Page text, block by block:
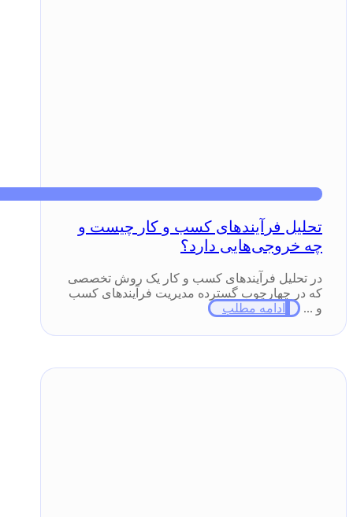
تحلیل فرآیندهای کسب و کار چیست و
چه خروجی‌هایی دارد؟
در تحلیل فرآیندهای کسب و کار یک روش تخصصی
که در چهارچوب گسترده مدیریت فرآیندهای کسب
و ...
ادامه مطلب